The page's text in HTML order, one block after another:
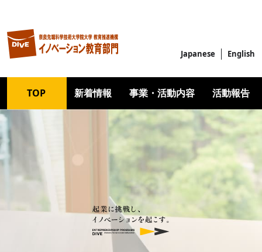
Japanese English
Main navigation
TOP 新着情報 事業・活動内容 活動報告
Image